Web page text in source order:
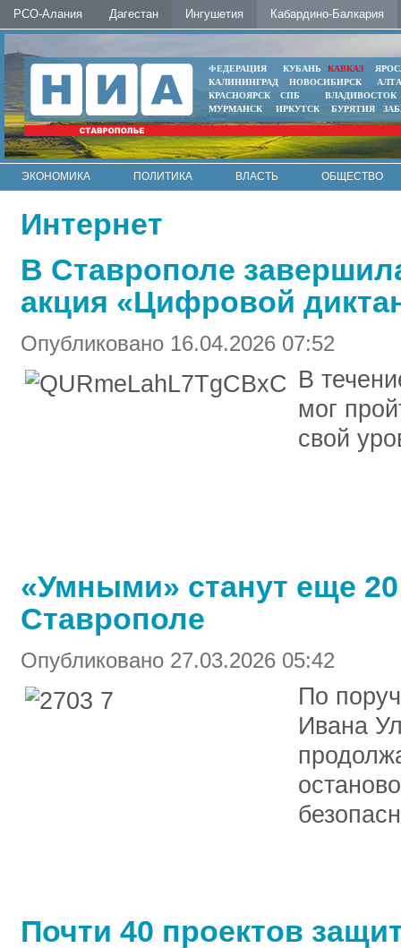
РСО-Алания Дагестан Ингушетия Кабардино-Балкария
ФЕДЕРАЦИЯ КУБАНЬ КАВКАЗ
КАЛИНИНГРАД
НОВОСИБИРСК
КРАСНОЯРСК
СПБ
ВЛАДИВОСТОК
МУРМАНСК
ИРКУТСК БУРЯТИЯ
ЭКОНОМИКА ПОЛИТИКА ВЛАСТЬ
ОБЩЕСТВО
Интернет
В Ставрополе
акция «Цифровой
Опубликовано 16.04.2026 07:52
В
мог
свой
«Умными» станут еще
Ставрополе
Опубликовано 27.03.2026 05:42
По
Ивана
Почти 40 проектов